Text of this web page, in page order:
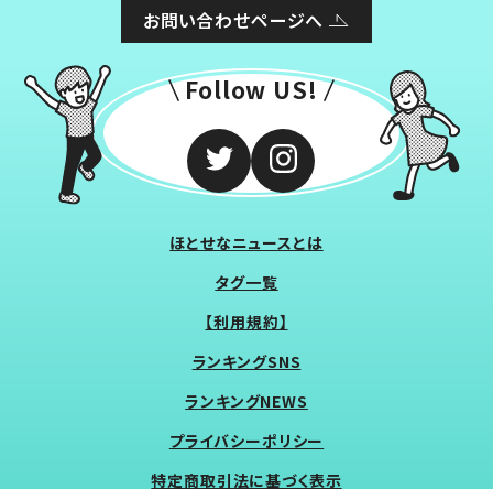
お問い合わせページへ
Follow US!
ほとせなニュースとは
タグ一覧
【利用規約】
ランキングSNS
ランキングNEWS
プライバシーポリシー
特定商取引法に基づく表示